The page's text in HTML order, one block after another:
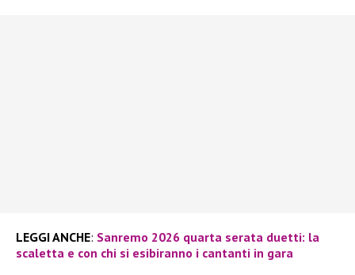
LEGGI ANCHE: Sanremo 2026 quarta serata duetti: la
scaletta e con chi si esibiranno i cantanti in gara